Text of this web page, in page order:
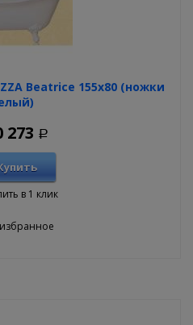
Beatrice 155х80 (ножки
273 Р
в 1 клик